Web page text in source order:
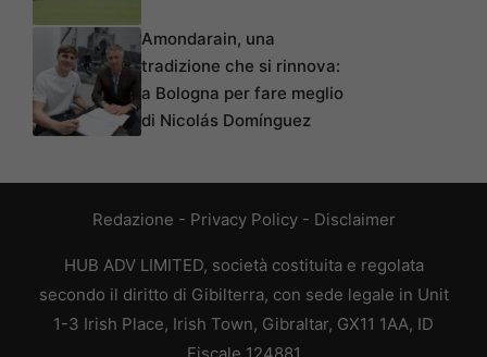
Amondarain, una
tradizione che si rinnova:
a Bologna per fare meglio
di Nicolás Domínguez
Redazione - Privacy Policy- Disclaimer
HUB ADV LIMITED, società costituita e regolata
secondo il diritto di Gibilterra, con sede legale in Unit
1-3 Irish Place, Irish Town, Gibraltar, GX11 1AA, ID
Fiscale 124881